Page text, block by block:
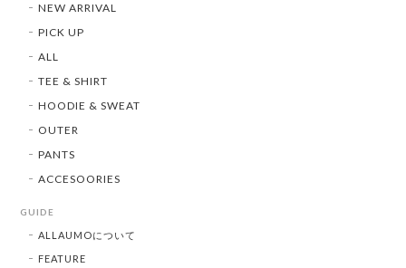
NEW ARRIVAL
PICK UP
ALL
TEE & SHIRT
HOODIE & SWEAT
OUTER
PANTS
ACCESOORIES
GUIDE
ALLAUMOについて
FEATURE